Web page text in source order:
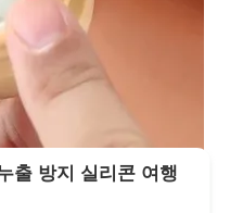
출 방지 실리콘 여행